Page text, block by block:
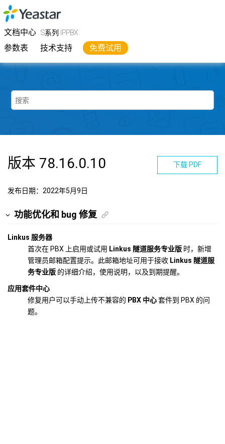
跳转到主要内容
文档中心 S系列 IPPBX
参数表 技术支持 免费试用
YeastarS系列 IPPBX
下载 PDF
版本 78.16.0.10
发布日期：2022年5月9日
功能优化和 bug 修复
Linkus 服务器
首次在 PBX 上启用或试用 Linkus 隧道服务专业版 时，新增
管理员邮箱配置提示。此邮箱地址可用于接收 Linkus 隧道服
务专业版 的详细介绍，使用说明，以及到期提醒。
应用套件中心
修复用户可以手动上传不兼容的 PBX 中心套件到 PBX 的问
题。